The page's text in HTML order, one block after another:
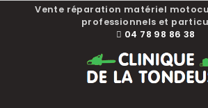
Vente réparation matériel
professionnels et
04 78 98 86 38